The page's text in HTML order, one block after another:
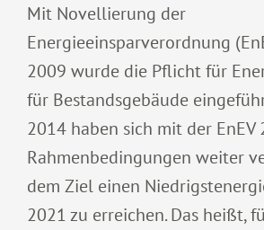
Mit Novellierung der
Energieeinsparverordnung
2009 wurde die Pflicht für
für Bestandsgebäude
2014 haben sich mit der EnEV
Rahmenbedingungen weiter
dem Ziel einen
2021 zu erreichen. Das heißt,